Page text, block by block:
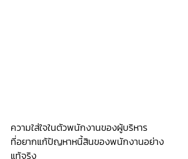
ความใส่ใจในตัวพนักงานของผู้บริหาร
ที่อยากแก้ปัญหาหนี้สินของพนักงานอย่าง
แท้จริง